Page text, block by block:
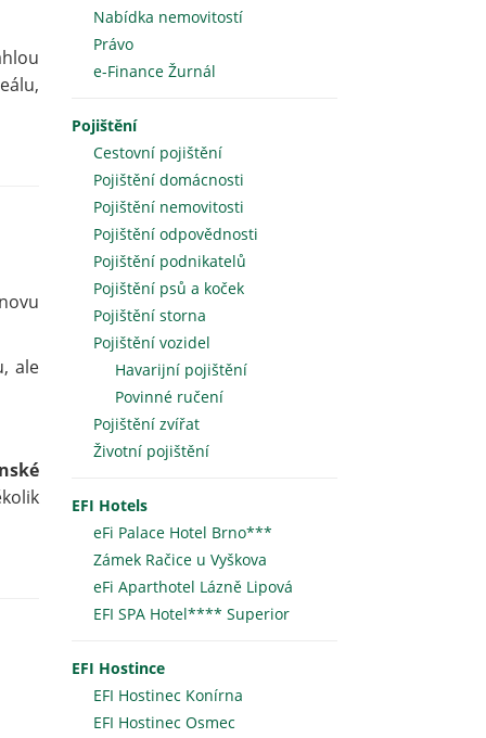
ale
Nabídka nemovitostí
Právo
e-Finance Žurnál
Pojištění
Cestovní pojištění
Pojištění domácnosti
Pojištění nemovitosti
Pojištění odpovědnosti
Pojištění podnikatelů
Pojištění psů a koček
Pojištění storna
Pojištění vozidel
Havarijní pojištění
Povinné ručení
Pojištění zvířat
Životní pojištění
EFI Hotels
eFi Palace Hotel Brno***
Zámek Račice u Vyškova
eFi Aparthotel Lázně Lipová
EFI SPA Hotel**** Superior
EFI Hostince
EFI Hostinec Konírna
EFI Hostinec Osmec